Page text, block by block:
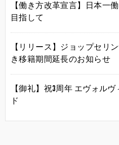
【働き方改革宣言】日本一
目指して
【リリース】ジョップセリ
き移籍期間延長のお知らせ
【御礼】祝3周年 エヴォル
ド